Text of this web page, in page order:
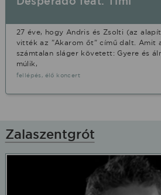
27 éve, hogy Andris és Zsolti (az
vitték az "Akarom őt" című dalt. Amit
számtalan sláger követett: Gyere és
múlik,
fellépés, élő koncert
Zalaszentgrót